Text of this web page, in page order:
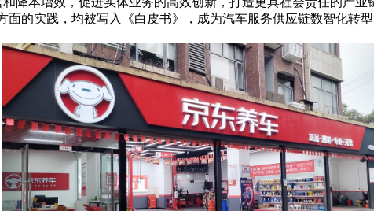
的实践，均被写入《白皮书》，成为汽车服务供应链数智化转